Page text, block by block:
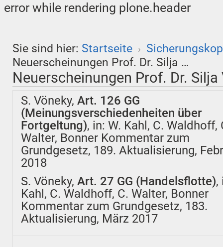
error while rendering plone.header
Sie sind hier: Startseite ›
Neuerscheinungen Prof. Dr. Silja …
Neuerscheinungen Prof. Dr. Silja
S. Vöneky,Art. 126 GG
(Meinungsverschiedenheiten über
Fortgeltung), in:W. Kahl, C. Waldhoff,
Walter, Bonner Kommentar zum
Grundgesetz, 189. Aktualisierung,
2018
S. Vöneky, Art. 27 GG (Handelsflotte),
Kahl, C. Waldhoff, C. Walter, Bonner
Kommentar zum Grundgesetz, 183.
Aktualisierung, März 2017